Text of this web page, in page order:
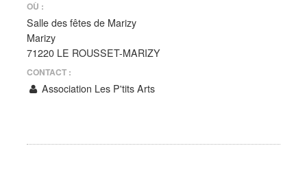
OÙ :
Salle des fêtes de Marizy
Marizy
71220 LE ROUSSET-MARIZY
CONTACT :
Association Les P'tits Arts